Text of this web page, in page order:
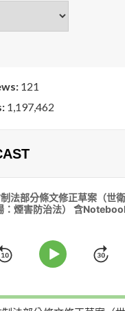
121
1,197,462
法部分條文修正草案（世
：煙害防治法） 含
Skip Play